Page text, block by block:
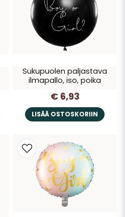
Sukupuolen paljastava
ilmapallo, iso, poika
€ 6,93
LISÄÄ OSTOSKORIIN